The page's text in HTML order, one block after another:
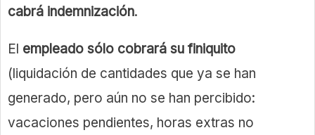
cabrá indemnización.
El empleado sólo cobrará su finiquito
(liquidación de cantidades que ya se han
generado, pero aún no se han percibido:
vacaciones pendientes, horas extras no